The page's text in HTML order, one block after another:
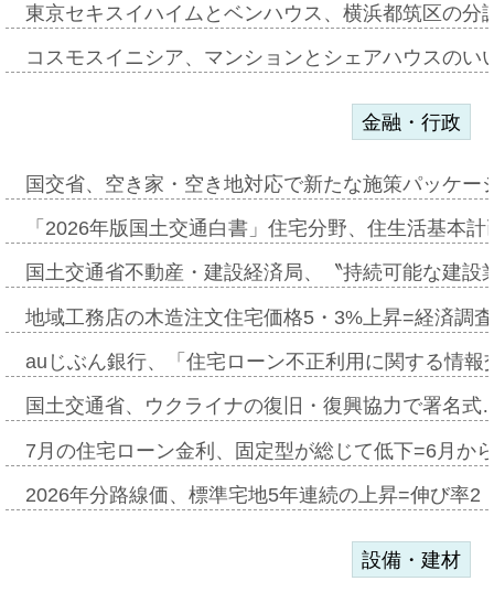
東京セキスイハイムとベンハウス、横浜都筑区の
コスモスイニシア、マンションとシェアハウスの
金融・行政
国交省、空き家・空き地対応で新たな施策パッケ
「2026年版国土交通白書」住宅分野、住生活基本
国土交通省不動産・建設経済局、〝持続可能な建
地域工務店の木造注文住宅価格5・3%上昇=経済調
auじぶん銀行、「住宅ローン不正利用に関する情
国土交通省、ウクライナの復旧・復興協力で署名
7月の住宅ローン金利、固定型が総じて低下=6月か
2026年分路線価、標準宅地5年連続の上昇=伸び率
設備・建材